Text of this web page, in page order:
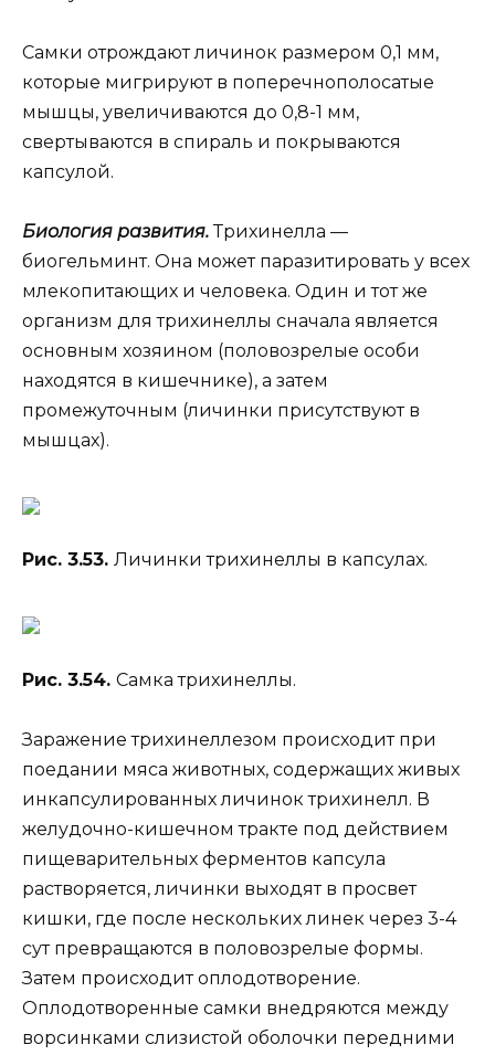
Самки отрождают личинок размером 0,1 мм,
которые мигрируют в поперечнополосатые
мышцы, увеличиваются до 0,8-1 мм,
свертываются в спираль и покрываются
капсулой.
Биология развития.Трихинелла —
биогельминт. Она может паразитировать у всех
млекопитающих и человека. Один и тот же
организм для трихинеллы сначала является
основным хозяином (половозрелые особи
находятся в кишечнике), а затем
промежуточным (личинки присутствуют в
мышцах).
Рис. 3.53. Личинки трихинеллы в капсулах.
Рис. 3.54. Самка трихинеллы.
Заражение трихинеллезом происходит при
поедании мяса животных, содержащих живых
инкапсулированных личинок трихинелл. В
желудочно-кишечном тракте под действием
пищеварительных ферментов капсула
растворяется, личинки выходят в просвет
кишки, где после нескольких линек через 3-4
сут превращаются в половозрелые формы.
Затем происходит оплодотворение.
Оплодотворенные самки внедряются между
ворсинками слизистой оболочки передними